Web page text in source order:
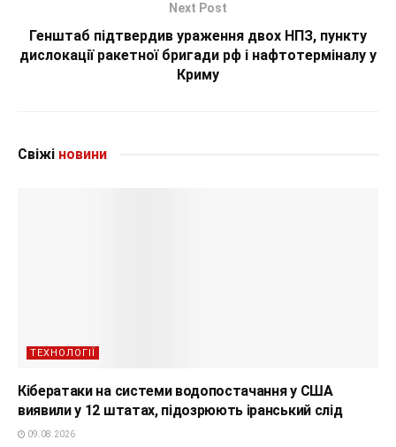
Next Post
Генштаб підтвердив ураження двох НПЗ, пункту
дислокації ракетної бригади рф і нафтотерміналу у
Криму
Свіжі новини
ТЕХНОЛОГІЇ
Кібератаки на системи водопостачання у США
виявили у 12 штатах, підозрюють іранський слід
09.08.2026